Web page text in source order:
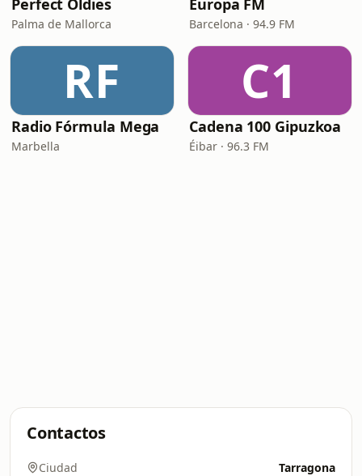
Perfect Oldies
Palma de Mallorca
Europa FM
Barcelona · 94.9 FM
RF
Radio Fórmula Mega
Marbella
C1
Cadena 100 Gipuzkoa
Éibar · 96.3 FM
Contactos
Ciudad Tarragona